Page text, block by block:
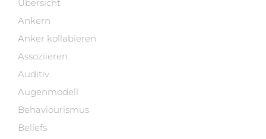
Übersicht
Ankern
Anker kollabieren
Assoziieren
Auditiv
Augenmodell
Behaviourismus
Beliefs